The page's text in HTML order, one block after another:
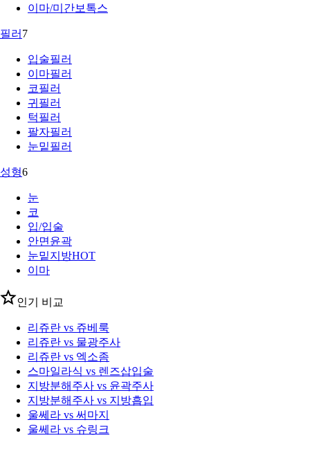
이마/미간보톡스
필러 7
입술필러
이마필러
코필러
귀필러
턱필러
팔자필러
눈밑필러
성형6
눈
코
입/입술
안면윤곽
눈밑지방HOT
이마
인기 비교
리쥬란 vs 쥬베룩
리쥬란 vs 물광주사
리쥬란 vs 엑소좀
스마일라식 vs 렌즈삽입술
지방분해주사 vs 윤곽주사
지방분해주사 vs 지방흡입
울쎄라 vs 써마지
울쎄라 vs 슈링크